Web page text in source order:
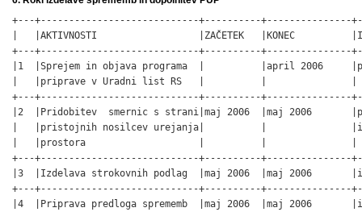
+---+----------------------------+----------+---------------
|   |AKTIVNOSTI                  |ZAČETEK   |KONEC
+---+----------------------------+----------+---------------
|1  |Sprejem in objava programa  |          |april 2006
|   |priprave v Uradni list RS   |          |
+---+----------------------------+----------+---------------
|2  |Pridobitev  smernic s strani|maj 2006  |maj 2006
|   |pristojnih nosilcev urejanja|          |
|   |prostora                    |          |
+---+----------------------------+----------+---------------
|3  |Izdelava strokovnih podlag  |maj 2006  |maj 2006
+---+----------------------------+----------+---------------
|4  |Priprava predloga sprememb  |maj 2006  |maj 2006